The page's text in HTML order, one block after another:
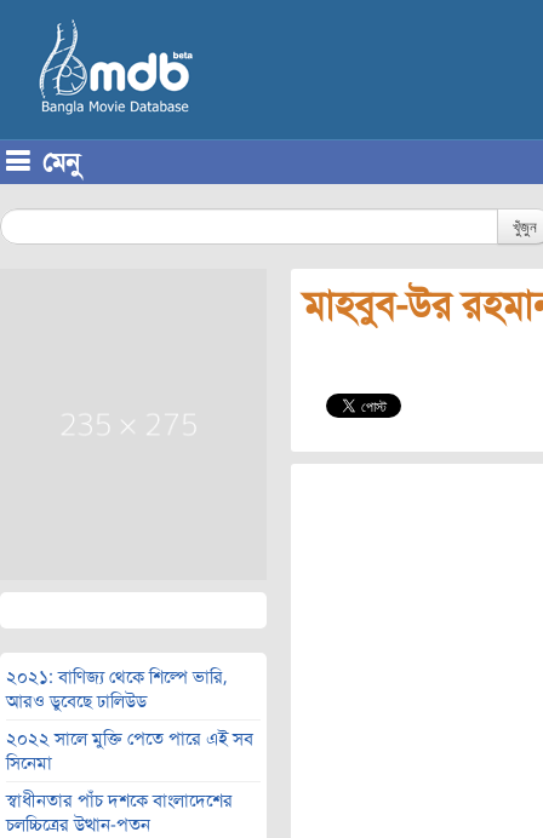
মেনু
খুঁজুন
২০২১: বাণিজ্য থেকে শিল্পে ভারি,
আরও ডুবেছে ঢালিউড
২০২২ সালে মুক্তি পেতে পারে এই সব
সিনেমা
স্বাধীনতার পাঁচ দশকে বাংলাদেশের
চলচ্চিত্রের উত্থান-পতন
মাহবুব-উর